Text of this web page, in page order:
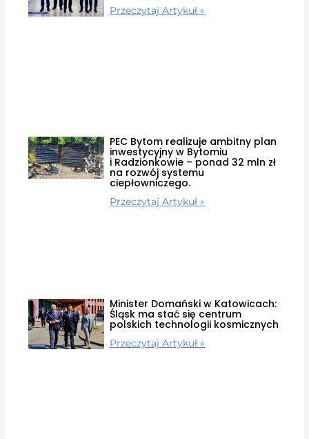
Przeczytaj Artykuł »
PEC Bytom realizuje ambitny plan
inwestycyjny w Bytomiu
i Radzionkowie – ponad 32 mln zł
na rozwój systemu
ciepłowniczego.
Przeczytaj Artykuł »
Minister Domański w Katowicach:
Śląsk ma stać się centrum
polskich technologii kosmicznych
Przeczytaj Artykuł »